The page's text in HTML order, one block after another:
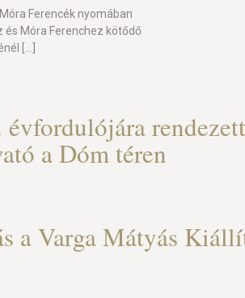
Ferencék nyomában
és Móra Ferenchez kötődő
a Dóm téren
a Varga Mátyás